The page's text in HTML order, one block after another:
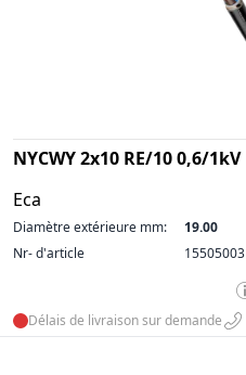
NYCWY 2x10 RE/10 0,6/1kV
Eca
Diamètre extérieure mm:
19.00
Nr- d'article
15505003
Délais de livraison sur demande